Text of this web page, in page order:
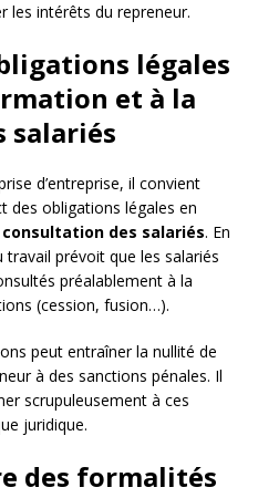
les intérêts du repreneur.
légales
et à la
salariés
d’entreprise, il convient
des obligations légales en
des salariés. En
prévoit que les salariés
préalablement à la
(cession, fusion…).
peut entraîner la nullité de
à des sanctions pénales. Il
scrupuleusement à ces
juridique.
des formalités